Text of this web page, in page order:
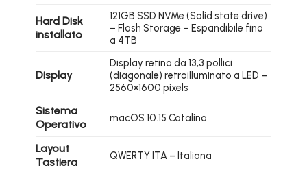
Hard Disk
installato
121GB SSD NVMe (Solid state drive)
– Flash Storage – Espandibile fino
a 4TB
Display
Display retina da 13,3 pollici
(diagonale) retroilluminato a LED –
2560×1600 pixels
Sistema
Operativo
macOS 10.15 Catalina
Layout
Tastiera
QWERTY ITA – Italiana